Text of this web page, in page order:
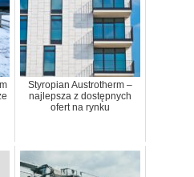
Styropian Austrotherm –
najlepsza z dostępnych
ofert na rynku